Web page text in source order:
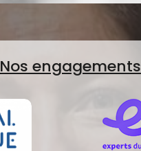
Nos engagements